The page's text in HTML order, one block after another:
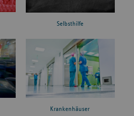
Selbsthilfe
Krankenhäuser